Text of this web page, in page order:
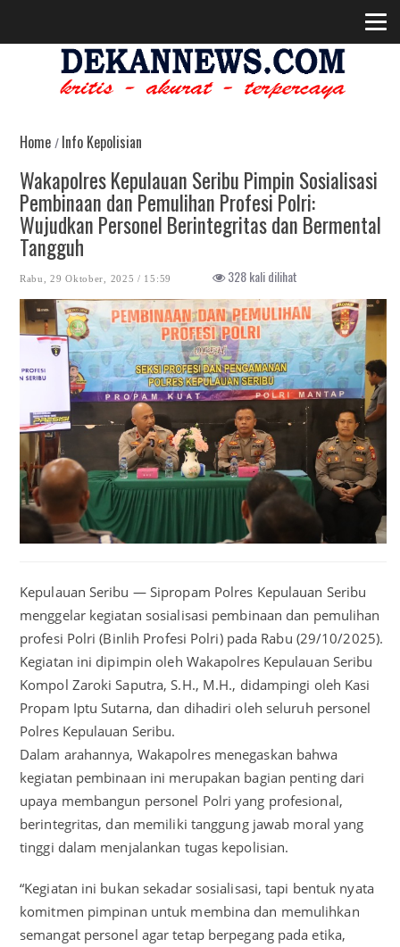
Home/Info Kepolisian
Wakapolres Kepulauan Seribu Pimpin Sosialisasi
Pembinaan dan Pemulihan Profesi Polri:
Wujudkan Personel Berintegritas dan Bermental
Tangguh
Rabu, 29 Oktober, 2025 / 15:59 328 kali dilihat
Kepulauan Seribu — Sipropam Polres Kepulauan Seribu
menggelar kegiatan sosialisasi pembinaan dan pemulihan
profesi Polri (Binlih Profesi Polri) pada Rabu (29/10/2025).
Kegiatan ini dipimpin oleh Wakapolres Kepulauan Seribu
Kompol Zaroki Saputra, S.H., M.H., didampingi oleh Kasi
Propam Iptu Sutarna, dan dihadiri oleh seluruh personel
Polres Kepulauan Seribu.
Dalam arahannya, Wakapolres menegaskan bahwa
kegiatan pembinaan ini merupakan bagian penting dari
upaya membangun personel Polri yang profesional,
berintegritas, dan memiliki tanggung jawab moral yang
tinggi dalam menjalankan tugas kepolisian.
“Kegiatan ini bukan sekadar sosialisasi, tapi bentuk nyata
komitmen pimpinan untuk membina dan memulihkan
semangat personel agar tetap berpegang pada etika,